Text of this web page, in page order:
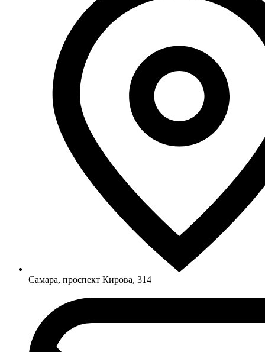
Самара, проспект Кирова, 314